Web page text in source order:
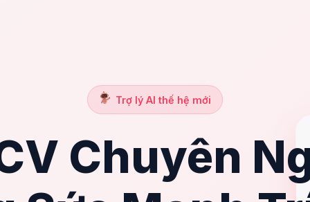
Trợ lý AI thế hệ mới
Chuyên